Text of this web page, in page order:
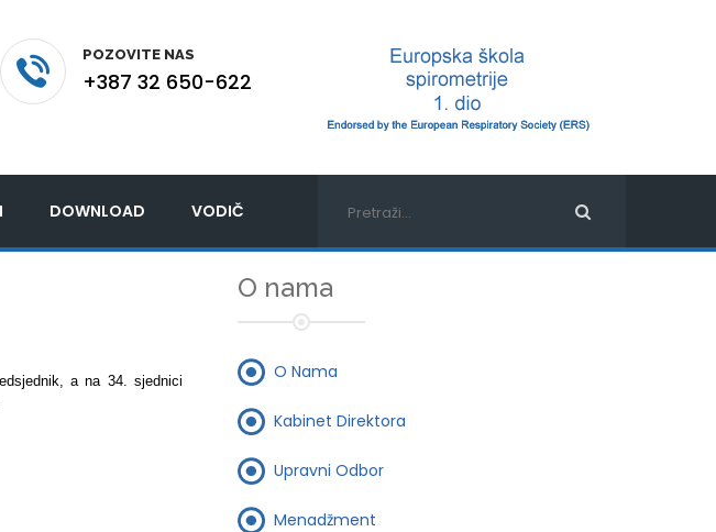
POZOVITE NAS
+387 32 650-622
DOWNLOAD VODIČ
a na 34. sjednici
O nama
O Nama
Kabinet Direktora
Upravni Odbor
Menadžment